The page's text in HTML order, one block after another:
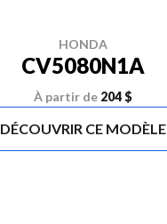
HONDA
CV5080N1A
À partir de 204 $
DÉCOUVRIR CE MODÈLE